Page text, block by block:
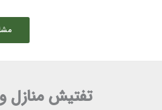
تفتیش منازل